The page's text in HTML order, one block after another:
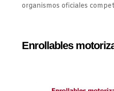
organismos oficiales
Enrollables